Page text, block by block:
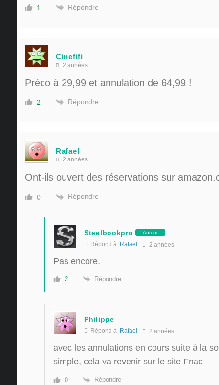
1 Répondre
Cinefifi
2 années
Préco à 29,99 et annulation de 64,99 !
2 Répondre
Rafael
2 années
Ont-ils ouvert des réservations sur
0 Répondre
Steelbookpro Auteur
Répond à Rafael 2 années
Pas encore.
2 Répondre
Philippe
Répond à Rafael 2 années
avec les annulations en cours suite à la
simple, cela va revenir sur le site Fnac
0 Répondre